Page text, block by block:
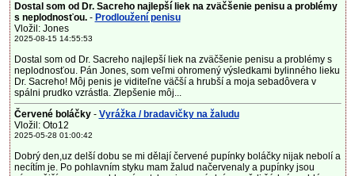
Dostal som od Dr. Sacreho najlepší liek na zväčšenie penisu a problémy
s neplodnosťou.- Prodloužení penisu
Vložil: Jones
2025-08-15 14:55:53
Dostal som od Dr. Sacreho najlepší liek na zväčšenie penisu a problémy s
neplodnosťou. Pán Jones, som veľmi ohromený výsledkami bylinného lieku
Dr. Sacreho! Môj penis je viditeľne väčší a hrubší a moja sebadôvera v
spálni prudko vzrástla. Zlepšenie môj...
Červené boláčky - Vyrážka / bradavičky na žaludu
Vložil: Oto12
2025-05-28 01:00:42
Dobrý den,uz delší dobu se mi dělají červené pupínky boláčky nijak nebolí a
necítím je. Po pohlavním styku mam žalud načervenaly a pupínky jsou